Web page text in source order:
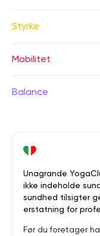
Styrke
Mobilitet
Balance
Unagrande
ikke indeholde
sundhed tilsigter
erstatning for
Før du foretager